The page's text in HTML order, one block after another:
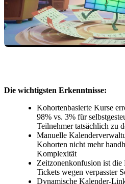
Die wichtigsten Erkenntnisse:
Kohortenbasierte Kurse
98% vs. 3% für
Teilnehmer tatsächlich zu
Manuelle
Kohorten nicht mehr
Komplexität
Zeitzonenkonfusion ist die
Tickets wegen verpasster
Dynamische Kalender-